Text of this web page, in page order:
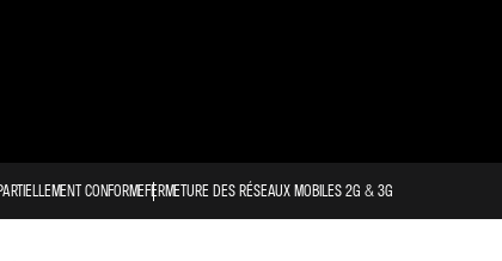
CONFORMEFERMETURE DES RÉSEAUX MOBILES 2G & 3G